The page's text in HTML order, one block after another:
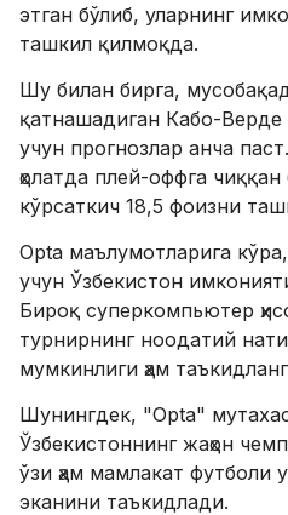
этган бўлиб, уларнинг
ташкил қилмоқда.
Шу билан бирга,
қатнашадиган Кабо-
учун прогнозлар анча
ҳолатда плей-оффга
кўрсаткич 18,5 фоизни
Opta маълумотларига
учун Ўзбекистон
Бироқ суперкомпьютер
турнирнинг ноодатий
мумкинлиги ҳам
Шунингдек, "Opta"
Ўзбекистоннинг жаҳон
ўзи ҳам мамлакат футболи
эканини таъкидлади.